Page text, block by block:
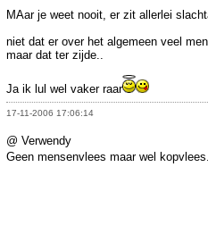
MAar je weet nooit, er zit allerlei
niet dat er over het algemeen veel
maar dat ter zijde..
Ja ik lul wel vaker raar
17-11-2006 17:06:14
@ Verwendy
Geen mensenvlees maar wel kopvlees.